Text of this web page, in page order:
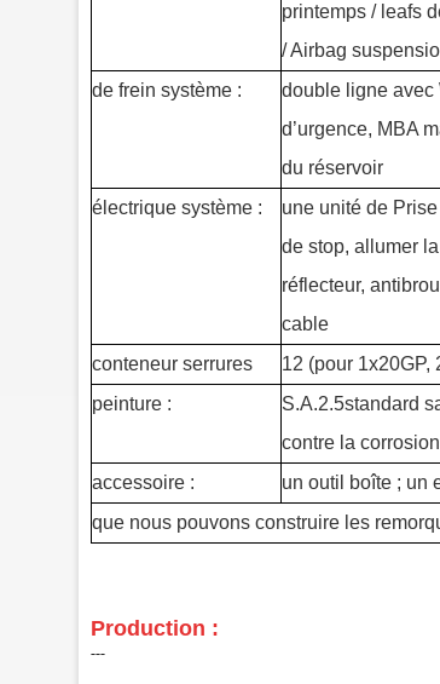
printemps / leafs
/ Airbag
de frein système :
double ligne avec
d’urgence, MBA
du réservoir
électrique système :
une unité de
de stop, allumer
réflecteur,
cable
conteneur serrures
12 (pour 1x20GP,
peinture :
S.A.2.5standard
contre la
accessoire :
un outil boîte ; un
que nous pouvons construire les
Production :
‑‑‑